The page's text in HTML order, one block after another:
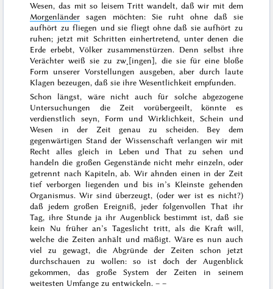
Wesen, das mit so leisem Tritt wandelt, daß wir mit dem
Morgenländer sagen möchten: Sie ruht ohne daß sie
aufhört zu fliegen und sie fliegt ohne daß sie aufhört zu
ruhen; jetzt mit Schritten einhertretend, unter denen die
Erde erbebt, Völker zusammenstürzen. Denn selbst ihre
Verächter weiß sie zu zw˖[ingen], die sie für eine bloße
Form unserer Vorstellungen ausgeben, aber durch laute
Klagen bezeugen, daß sie ihre Wesentlichkeit empfunden.
Schon längst, wäre nicht auch für solche abgezogene
Untersuchungen die Zeit vorübergeeilt, könnte es
verdienstlich seyn, Form und Wirklichkeit, Schein und
Wesen in der Zeit genau zu scheiden. Bey dem
gegenwärtigen Stand der Wissenschaft verlangen wir mit
Recht alles gleich in Leben und That zu sehen und
handeln die großen Gegenstände nicht mehr einzeln, oder
getrennt nach Kapiteln, ab. Wir ahnden einen in der Zeit
tief verborgen liegenden und bis in’s Kleinste gehenden
Organismus. Wir sind überzeugt, (oder wer ist es nicht?)
daß jedem großen Ereigniß, jeder folgenvollen That ihr
Tag, ihre Stunde ja ihr Augenblick bestimmt ist, daß sie
kein Nu früher an’s Tageslicht tritt, als die Kraft will,
welche die Zeiten anhält und mäßigt. Wäre es nun auch
viel zu gewagt, die Abgründe der Zeiten schon jetzt
durchschauen zu wollen: so ist doch der Augenblick
gekommen, das große System der Zeiten in seinem
weitesten Umfange zu entwickeln. – –